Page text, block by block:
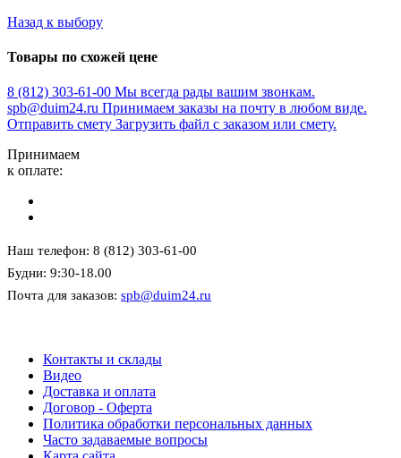
Назад к выбору
Товары по схожей цене
8 (812) 303-61-00 Мы всегда рады вашим звонкам.
spb@duim24.ru Принимаем заказы на почту в любом виде.
Отправить смету Загрузить файл с заказом или смету.
Принимаем
к оплате:
Наш телефон: 8 (812) 303-61-00
Будни: 9:30-18.00
Почта для заказов: spb@duim24.ru
Контакты и склады
Видео
Доставка и оплата
Договор - Оферта
Политика обработки персональных данных
Часто задаваемые вопросы